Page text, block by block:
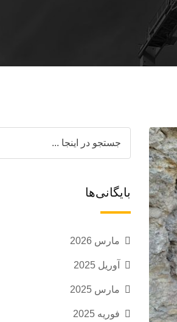
بایگانی‌ها
مارس 2026
آوریل 2025
مارس 2025
فوریه 2025